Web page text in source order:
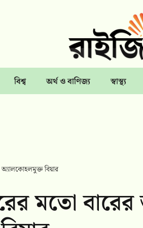
বিশ্ব অর্থ ও বাণিজ্য স্বাস্থ্য
বিয়ার
মতো বারের